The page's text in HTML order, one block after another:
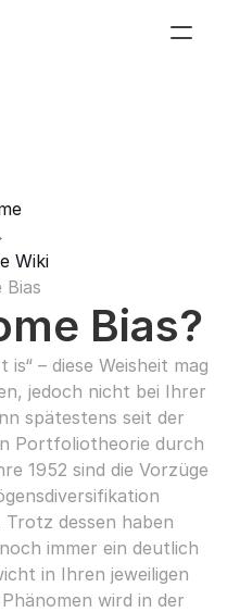
Wiki
Bias
Bias?
– diese Weisheit mag
jedoch nicht bei Ihrer
spätestens seit der
Portfoliotheorie durch
1952 sind die Vorzüge
dessen haben
immer ein deutlich
in Ihren jeweiligen
wird in der